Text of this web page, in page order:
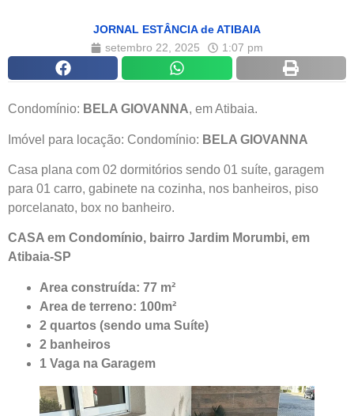
JORNAL ESTÂNCIA de ATIBAIA
setembro 22, 2025
1:07 pm
Condomínio: BELA GIOVANNA, em Atibaia.
Imóvel para locação: Condomínio: BELA GIOVANNA
Casa plana com 02 dormitórios sendo 01 suíte, garagem
para 01 carro, gabinete na cozinha, nos banheiros, piso
porcelanato, box no banheiro.
CASA em Condomínio, bairro Jardim Morumbi, em
Atibaia-SP
Area construída: 77 m²
Area de terreno: 100m²
2 quartos (sendo uma Suíte)
2 banheiros
1 Vaga na Garagem